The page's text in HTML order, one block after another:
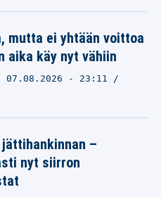
mutta ei yhtään voittoa
aika käy nyt vähiin
07.08.2026 - 23:11
–
nyt siirron